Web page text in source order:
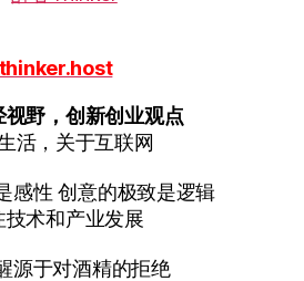
thinker.host
视野，创新创业观点
活，关于互联网
感性 创意的极致是逻辑
技术和产业发展
源于对酒精的拒绝